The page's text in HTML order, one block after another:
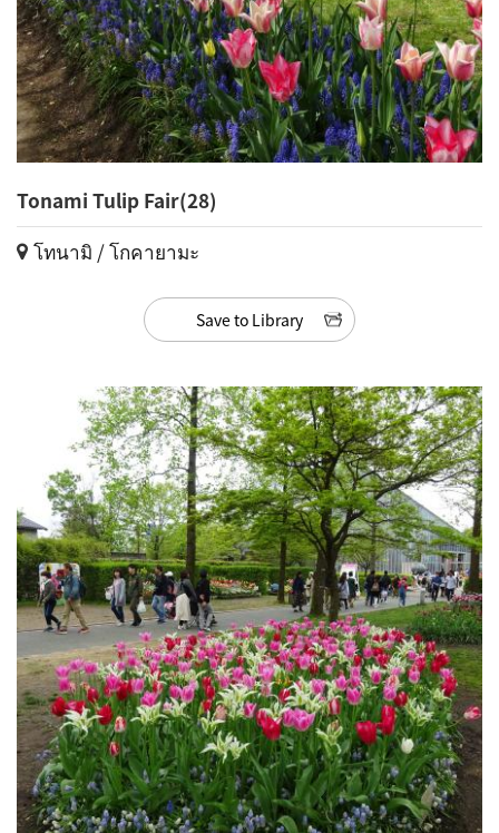
Tonami Tulip Fair(28)
โทนามิ / โกคายามะ
Save to Library